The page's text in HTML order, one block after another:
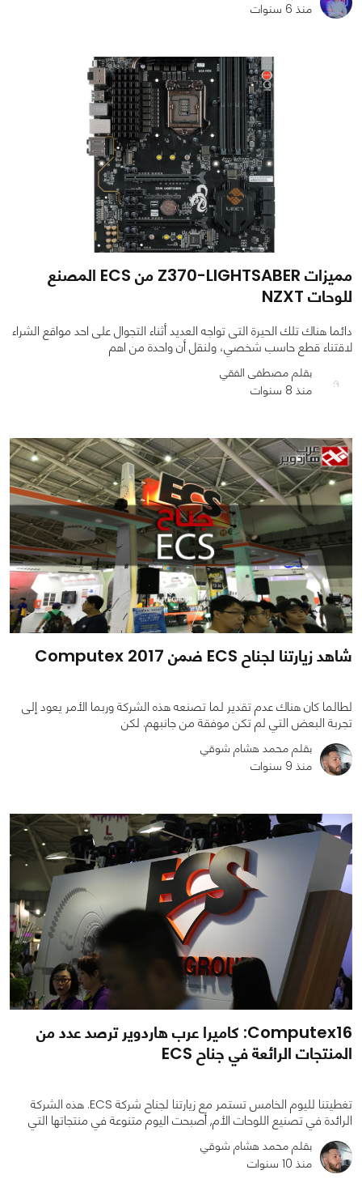
3590
0
منذ 6 سنوات
مميزات Z370-LIGHTSABER من ECS المصنع
للوحات NZXT
دائما هناك تلك الحيرة التى تواجه العديد أثناء التجوال على احد مواقع الشراء
لاقتناء قطع حاسب شخصي، ولنقل أن واحدة من اهم
بقلم مصطفى الفقي
منذ 8 سنوات
1441
0
0
شاهد زيارتنا لجناح ECS ضمن Computex 2017
لطالما كان هناك عدم تقدير لما تصنعه هذه الشركة وربما الأمر يعود إلى
تجربة البعض التي لم تكن موفقة من جانبهم. لكن
بقلم محمد هشام شوقي
منذ 9 سنوات
Computex16: كاميرا عرب هاردوير ترصد عدد من
المنتجات الرائعة في جناح ECS
تغطيتنا لليوم الخامس تستمر مع زيارتنا لجناح شركة ECS. هذه الشركة
الرائدة في تصنيع اللوحات الأم, أصبحت اليوم متنوعة في منتجاتها التي
بقلم محمد هشام شوقي
منذ 10 سنوات